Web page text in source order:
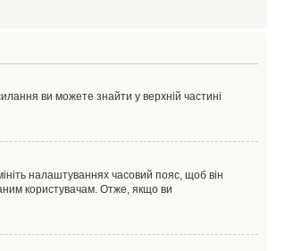
ви можете знайти у верхній частині
налаштуваннях часовий пояс, щоб він
користувачам. Отже, якщо ви